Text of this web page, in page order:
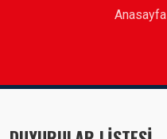
Anasayfa